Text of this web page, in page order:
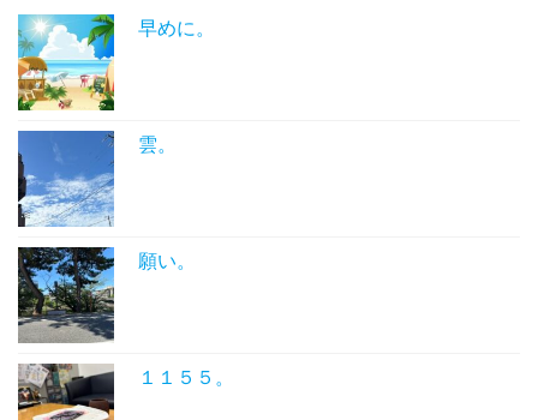
早めに。
雲。
願い。
１１５５。